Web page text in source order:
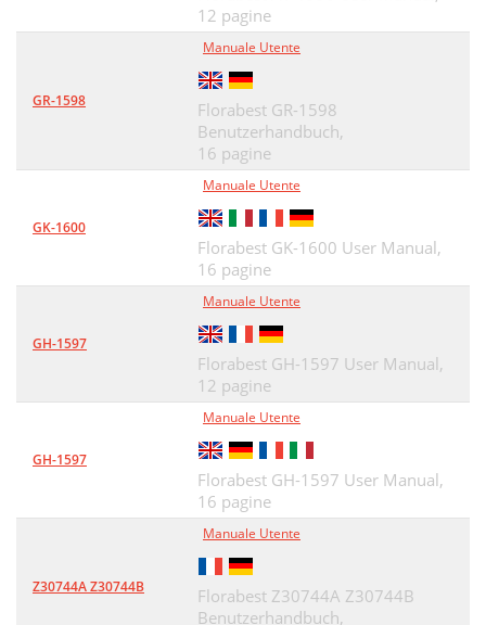
12 pagine
GR-1598
Manuale Utente
Florabest GR-1598
Benutzerhandbuch,
16 pagine
GK-1600
Manuale Utente
Florabest GK-1600 User Manual,
16 pagine
GH-1597
Manuale Utente
Florabest GH-1597 User Manual,
12 pagine
GH-1597
Manuale Utente
Florabest GH-1597 User Manual,
16 pagine
Z30744A Z30744B
Manuale Utente
Florabest Z30744A Z30744B
Benutzerhandbuch,